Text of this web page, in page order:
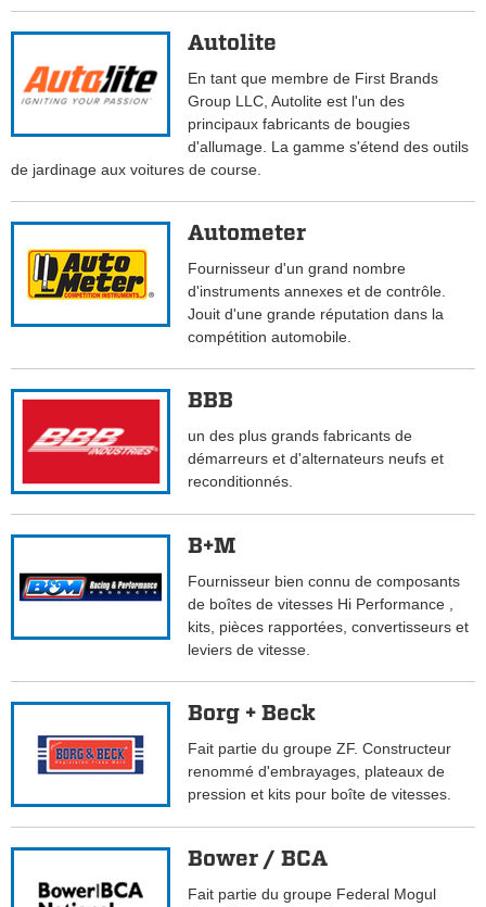
Autolite
En tant que membre de First Brands
Group LLC, Autolite est l'un des
principaux fabricants de bougies
d'allumage. La gamme s'étend des outils
de jardinage aux voitures de course.
Autometer
Fournisseur d'un grand nombre
d'instruments annexes et de contrôle.
Jouit d'une grande réputation dans la
compétition automobile.
BBB
un des plus grands fabricants de
démarreurs et d'alternateurs neufs et
reconditionnés.
B+M
Fournisseur bien connu de composants
de boîtes de vitesses Hi Performance ,
kits, pièces rapportées, convertisseurs et
leviers de vitesse.
Borg + Beck
Fait partie du groupe ZF. Constructeur
renommé d'embrayages, plateaux de
pression et kits pour boîte de vitesses.
Bower / BCA
Fait partie du groupe Federal Mogul